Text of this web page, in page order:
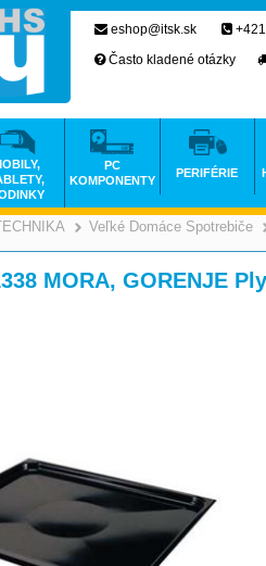
>
Veľké Domáce Spotrebiče
MORA, GORENJE
eshop@itsk.sk
Často kladené otázky
PC
KOMPONENTY
PERIFÉRIE